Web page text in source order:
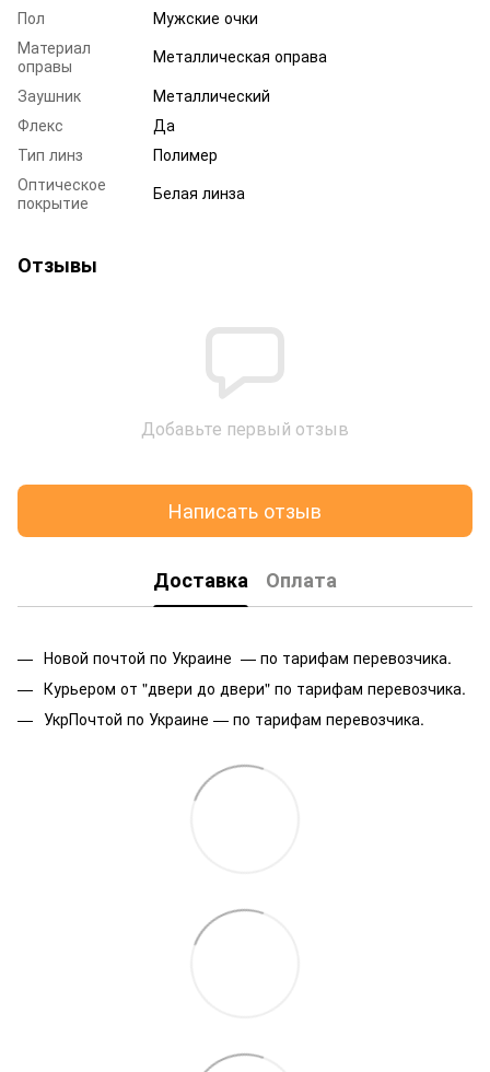
Пол
Мужские очки
Материал
оправы
Металлическая оправа
Заушник
Металлический
Флекс
Да
Тип линз
Полимер
Оптическое
покрытие
Белая линза
Отзывы
Добавьте первый отзыв
Написать отзыв
Доставка Оплата
Новой почтой по Украине — по тарифам перевозчика.
Курьером от "двери до двери" по тарифам перевозчика.
УкрПочтой по Украине — по тарифам перевозчика.